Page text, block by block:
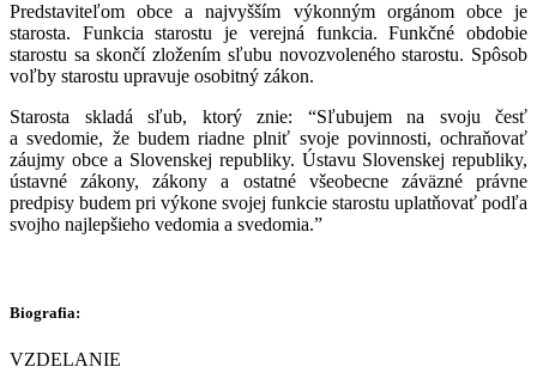
Predstaviteľom obce a najvyšším výkonným orgánom obce je
starosta. Funkcia starostu je verejná funkcia. Funkčné obdobie
starostu sa skončí zložením sľubu novozvoleného starostu. Spôsob
voľby starostu upravuje osobitný zákon.
Starosta skladá sľub, ktorý znie: “Sľubujem na svoju česť
a svedomie, že budem riadne plniť svoje povinnosti, ochraňovať
záujmy obce a Slovenskej republiky. Ústavu Slovenskej republiky,
ústavné zákony, zákony a ostatné všeobecne záväzné právne
predpisy budem pri výkone svojej funkcie starostu uplatňovať podľa
svojho najlepšieho vedomia a svedomia.”
Biografia:
VZDELANIE